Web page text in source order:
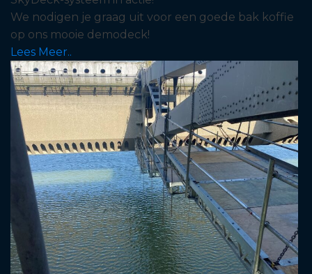
We nodigen je graag uit voor een goede bak koffie
op ons mooie demodeck!
Lees Meer..